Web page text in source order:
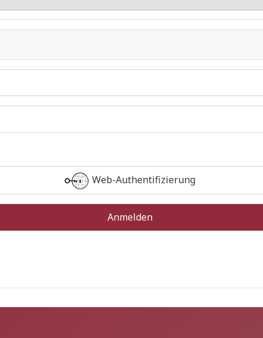
Web-Authentifizierung
Anmelden